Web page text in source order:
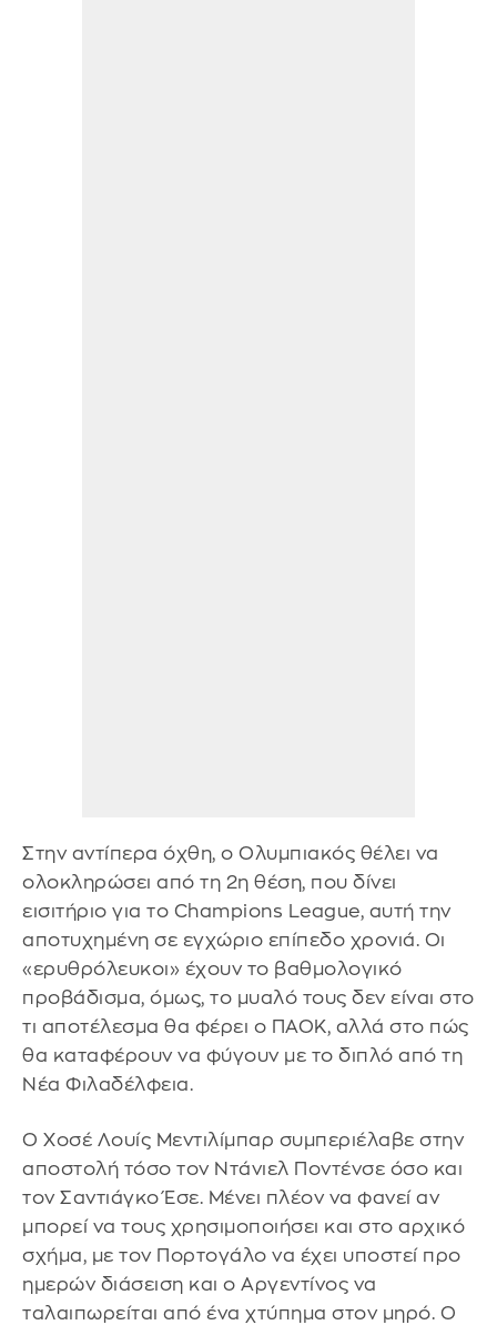
Στην αντίπερα όχθη, ο Ολυμπιακός θέλει να
ολοκληρώσει από τη 2η θέση, που δίνει
εισιτήριο για το Champions League, αυτή την
αποτυχημένη σε εγχώριο επίπεδο χρονιά. Οι
«ερυθρόλευκοι» έχουν το βαθμολογικό
προβάδισμα, όμως, το μυαλό τους δεν είναι στο
τι αποτέλεσμα θα φέρει ο ΠΑΟΚ, αλλά στο πώς
θα καταφέρουν να φύγουν με το διπλό από τη
Νέα Φιλαδέλφεια.
Ο Χοσέ Λουίς Μεντιλίμπαρ συμπεριέλαβε στην
αποστολή τόσο τον Ντάνιελ Ποντένσε όσο και
τον Σαντιάγκο Έσε. Μένει πλέον να φανεί αν
μπορεί να τους χρησιμοποιήσει και στο αρχικό
σχήμα, με τον Πορτογάλο να έχει υποστεί προ
ημερών διάσειση και ο Αργεντίνος να
ταλαιπωρείται από ένα χτύπημα στον μηρό. Ο